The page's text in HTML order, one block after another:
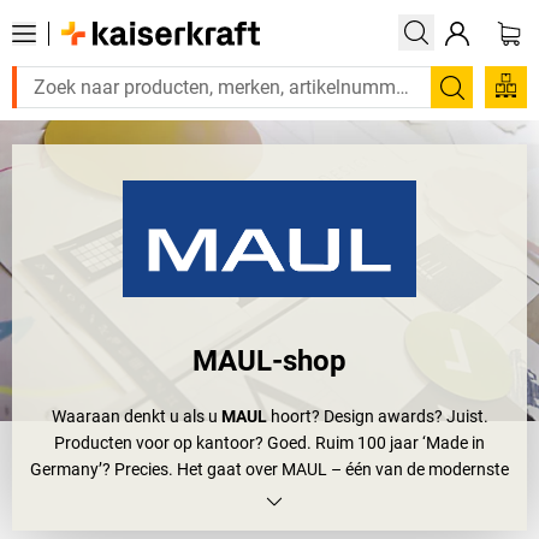
Zoeken
MAUL-shop
Waaraan denkt u als u MAULhoort? Design awards? Juist.
Producten voor op kantoor? Goed. Ruim 100 jaar ‘Made in
Germany’? Precies. Het gaat over MAUL – één van de modernste
bedrijven in Duitsland voor oplossingen rondom uw werkplek. En